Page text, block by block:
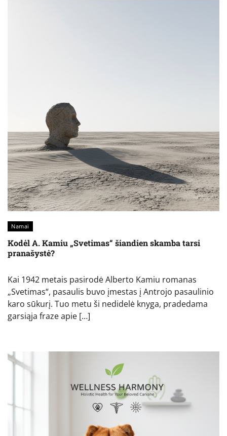
Namai
Kodėl A. Kamiu „Svetimas“ šiandien skamba tarsi
pranašystė?
Kai 1942 metais pasirodė Alberto Kamiu romanas
„Svetimas“, pasaulis buvo įmestas į Antrojo pasaulinio
karo sūkurį. Tuo metu ši nedidelė knyga, pradedama
garsiąja fraze apie […]